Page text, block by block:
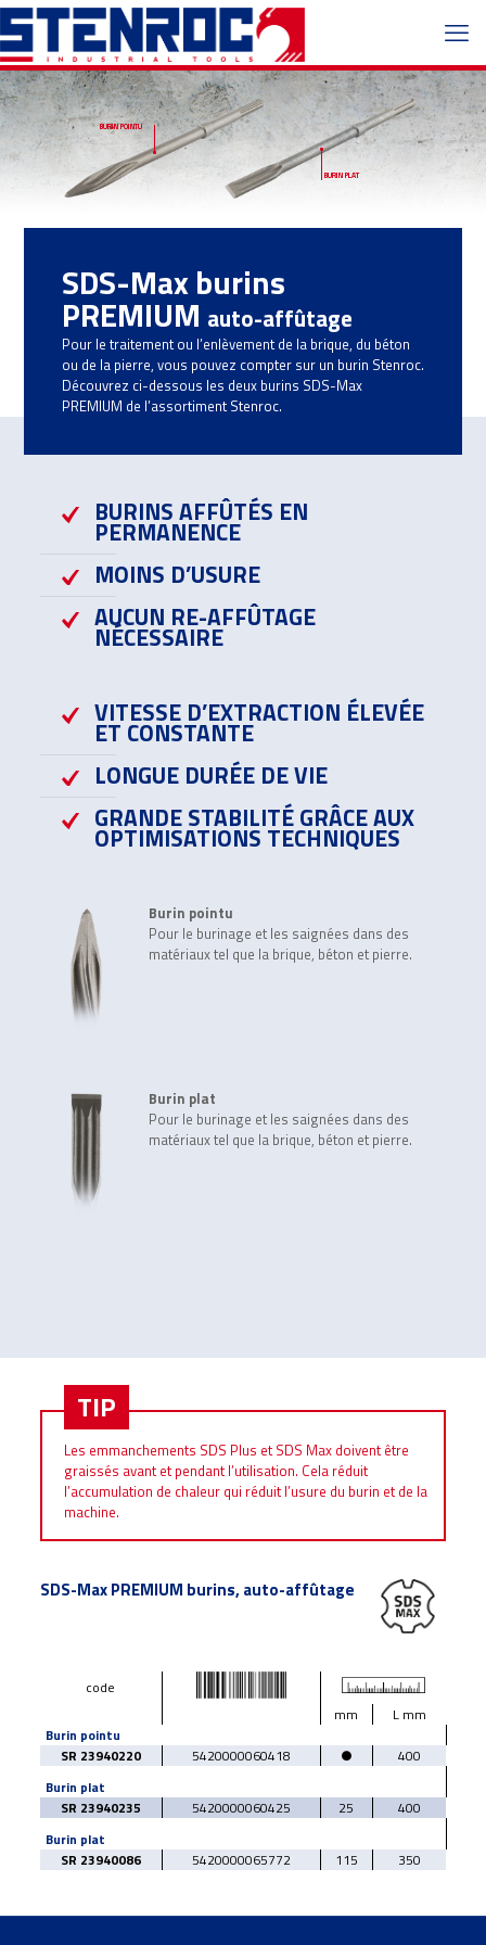
BURIN POINTU
BURIN PLAT
SDS-Max burins
PREMIUM auto-affûtage
Pour le traitement ou l’enlèvement de la brique, du béton
ou de la pierre, vous pouvez compter sur un burin Stenroc.
Découvrez ci-dessous les deux burins SDS-Max
PREMIUM de l’assortiment Stenroc.
BURINS AFFÛTÉS EN
PERMANENCE
MOINS D’USURE
AUCUN RE-AFFÛTAGE
NÉCESSAIRE
VITESSE D’EXTRACTION ÉLEVÉE
ET CONSTANTE
LONGUE DURÉE DE VIE
GRANDE STABILITÉ GRÂCE AUX
OPTIMISATIONS TECHNIQUES
Burin pointu
Pour le burinage et les saignées dans des
matériaux tel que la brique, béton et pierre.
Burin plat
Pour le burinage et les saignées dans des
matériaux tel que la brique, béton et pierre.
TIP
Les emmanchements SDS Plus et SDS Max doivent être
graissés avant et pendant l’utilisation. Cela réduit
l’accumulation de chaleur qui réduit l’usure du burin et de la
machine.
SDS-Max PREMIUM burins, auto-affûtage
code
mm
L mm
Burin pointu
SR 23940220
5420000060418 ●
400
Burin plat
SR 23940235
5420000060425 25
400
Burin plat
SR 23940086
5420000065772 115 350